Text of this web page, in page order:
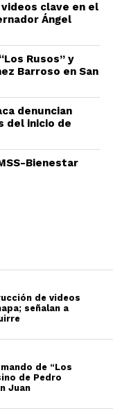
clave en el
Ángel
Rusos” y
Barroso en San
denuncian
del inicio de
Bienestar
de videos
señalan a
de “Los
de Pedro
Juan